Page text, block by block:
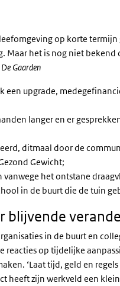
op korte
Maar het is nog niet
De Gaarden
een upgrade,
langer en er
ditmaal door de
Gewicht;
het ontstane
in de buurt die de tuin
blijvende
in de buurt en
reacties op tijdelijke
‘Laat tijd, geld en
heeft zijn werkveld een